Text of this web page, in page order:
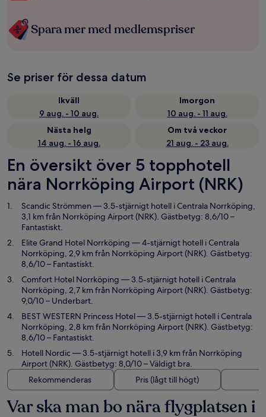
Spara mer med medlemspriser
Se priser för dessa datum
Ikväll
9 aug. - 10 aug.
Imorgon
10 aug. - 11 aug.
Nästa helg
14 aug. - 16 aug.
Om två veckor
21 aug. - 23 aug.
En översikt över 5 topphotell
nära Norrköping Airport (NRK)
Scandic Strömmen— 3.5-stjärnigt hotell i Centrala Norrköping,
3,1 km från Norrköping Airport (NRK). Gästbetyg: 8,6/10 –
Fantastiskt.
Elite Grand Hotel Norrköping — 4-stjärnigt hotell i Centrala
Norrköping, 2,9 km från Norrköping Airport (NRK). Gästbetyg:
8,6/10 – Fantastiskt.
Comfort Hotel Norrköping — 3.5-stjärnigt hotell i Centrala
Norrköping, 2,7 km från Norrköping Airport (NRK). Gästbetyg:
9,0/10 – Underbart.
BEST WESTERN Princess Hotel— 3.5-stjärnigt hotell i Centrala
Norrköping, 2,8 km från Norrköping Airport (NRK). Gästbetyg:
8,6/10 – Fantastiskt.
Hotell Nordic — 3.5-stjärnigt hotell i 3,9 km från Norrköping
Airport (NRK). Gästbetyg: 8,0/10 – Väldigt bra.
Rekommenderas
Pris (lågt till högt)
Var ska man bo nära flygplatsen i